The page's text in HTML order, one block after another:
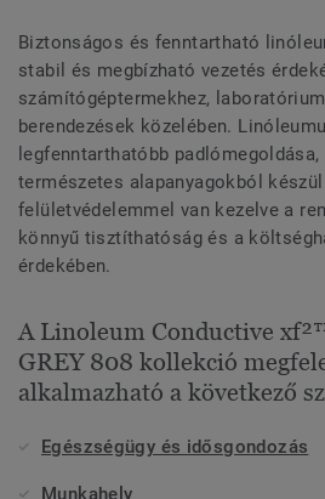
Biztonságos és fenntartható
stabil és megbízható vezetés
számítógéptermekhez,
berendezések közelében.
legfenntarthatóbb padlómegoldása,
természetes alapanyagokból
felületvédelemmel van kezelve a
könnyű tisztíthatóság és a
érdekében.
A Linoleum Conductive
GREY 808 kollekció
alkalmazható a következő
Egészségügy és idősgondozás
Munkahely